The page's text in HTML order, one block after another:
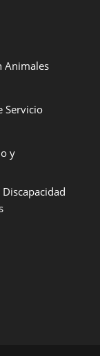
Animales
Servicio
y